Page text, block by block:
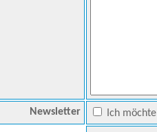
Newsletter Ich